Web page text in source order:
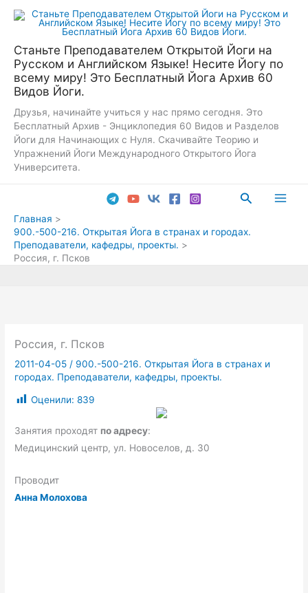
Перейти
Станьте Преподавателем Открытой Йоги на
Русском и Английском Языке! Несите Йогу по
всему миру! Это Бесплатный Йога Архив 60
Видов Йоги.
Друзья, начинайте учиться у нас прямо сегодня. Это
Бесплатный Архив - Энциклопедия 60 Видов и Разделов
Йоги для Начинающих с Нуля. Скачивайте Теорию и
Упражнений Йоги Международного Открытого Йога
Университета.
Поиск
Главная
900.-500-216. Открытая Йога в странах и городах.
Преподаватели, кафедры, проекты.
Россия, г. Псков
Россия, г. Псков
2011-04-05 / 900.-500-216. Открытая Йога в странах и
городах. Преподаватели, кафедры, проекты.
Оценили: 839
Занятия проходят по адресу:
Медицинский центр, ул. Новоселов, д. 30
Проводит
Анна Молохова